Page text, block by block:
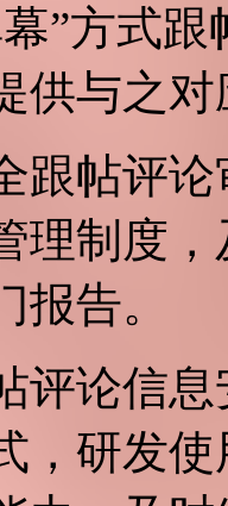
幕”方式
供与之
跟帖评
理制度
报告。
评论信
，研发